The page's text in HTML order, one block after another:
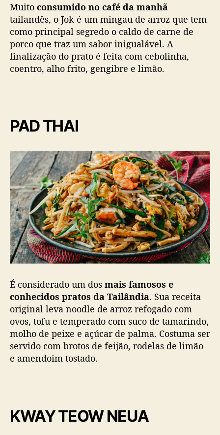
Muito consumido no café da manhã
tailandês, o Jok é um mingau de arroz que tem
como principal segredo o caldo de carne de
porco que traz um sabor inigualável. A
finalização do prato é feita com cebolinha,
coentro, alho frito, gengibre e limão.
PAD THAI
É considerado um dos mais famosos e
conhecidos pratos da Tailândia. Sua receita
original leva noodle de arroz refogado com
ovos, tofu e temperado com suco de tamarindo,
molho de peixe e açúcar de palma. Costuma ser
servido com brotos de feijão, rodelas de limão
e amendoim tostado.
KWAY TEOW NEUA